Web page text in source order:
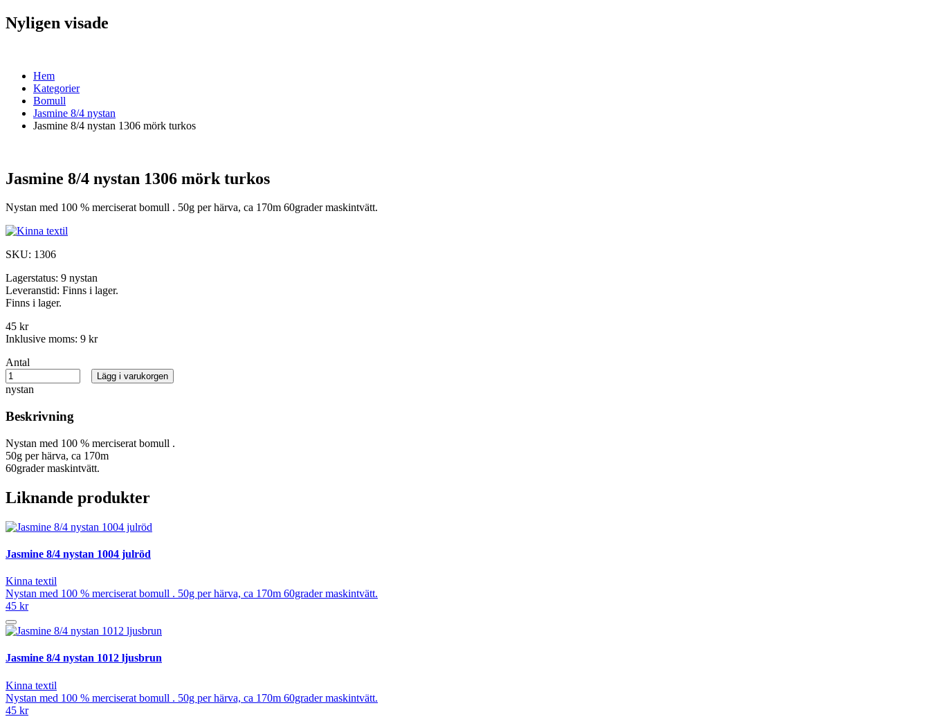
Nyligen visade
Hem
Kategorier
Bomull
Jasmine 8/4 nystan
Jasmine 8/4 nystan 1306 mörk turkos
Jasmine 8/4 nystan 1306 mörk turkos
Nystan med 100 % merciserat bomull . 50g per härva, ca 170m 60grader maskintvätt.
SKU: 1306
Lagerstatus: 9 nystan
Leveranstid: Finns i lager.
Finns i lager.
45 kr
Inklusive moms: 9 kr
Antal
nystan
Lägg i varukorgen
Beskrivning
Nystan med 100 % merciserat bomull .
50g per härva, ca 170m
60grader maskintvätt.
Liknande produkter
Jasmine 8/4 nystan 1004 julröd
Kinna textil
Nystan med 100 % merciserat bomull . 50g per härva, ca 170m 60grader maskintvätt.
45 kr
Jasmine 8/4 nystan 1012 ljusbrun
Kinna textil
Nystan med 100 % merciserat bomull . 50g per härva, ca 170m 60grader maskintvätt.
45 kr